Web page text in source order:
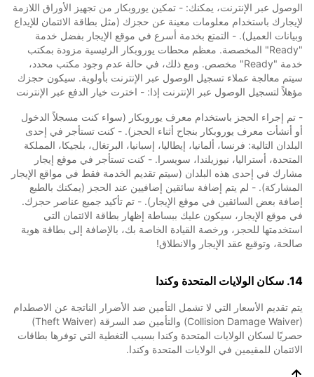
الوصول عبر الإنترنت، يمكنك: - تمكين يوروبكار من تجهيز الأوراق اللازمة
لإيجارك باستخدام معلومات معينة عن حجزك (مثل بطاقة الائتمان للإيداع
وبيانات العميل). - التمتع بخدمة أسرع في موقع الإيجار بفضل خدمة
"Ready" المخصصة. معظم محطات يوروبكار الرئيسية مزودة بمكتب
خدمة "Ready" مخصص. ومع ذلك، في حالة عدم وجود مكتب محدد،
سيتم معالجة عملاء تسجيل الوصول عبر الإنترنت بأولوية. سيكون حجزك
مؤهلاً لتسجيل الوصول عبر الإنترنت إذا: - اخترت خيار الدفع عبر الإنترنت
- تم إجراء الحجز باستخدام معرف يوروبكار (سواء كنت مسجلاً الدخول
أو أنشأت معرف يوروبكار بنجاح أثناء الحجز). - كنت تستأجر في إحدى
البلدان التالية: فرنسا، ألمانيا، إيطاليا، إسبانيا، البرتغال، بلجيكا، المملكة
المتحدة، أستراليا، نيوزيلندا، سويسرا. - كنت تستأجر في موقع إيجار
مشارك في إحدى هذه البلدان (سيتم تقديم الخدمة فقط في مواقع الإيجار
المشاركة). - لم يتم إضافة سائقين إضافيين عند الحجز (يمكنك بالطبع
إضافة بعض السائقين في موقع الإيجار). - تم تأكيد جميع عناصر حجزك.
في موقع الإيجار، سيكون عليك ببساطة إظهار بطاقة الائتمان التي
استخدمتها للحجز، ورخصة القيادة الخاصة بك، بالإضافة إلى بطاقة هوية
صالحة، وتوقيع عقد الإيجار والانطلاق!
14. سكان الولايات المتحدة وكندا
يتم تقديم الأسعار التي لا تشمل التأمين ضد الأضرار الناتجة عن الاصطدام
(Collision Damage Waiver) والتأمين ضد السرقة (Theft Waiver)
حصريًا لسكان الولايات المتحدة وكندا بسبب التغطية التي توفرها بطاقات
الائتمان للمقيمين في الولايات المتحدة وكندا.